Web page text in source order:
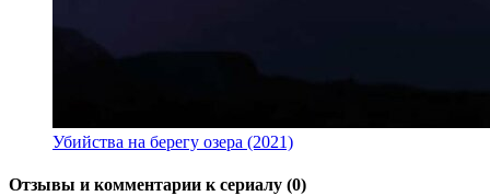
Убийства на берегу озера (2021)
Отзывы и комментарии к сериалу (0)